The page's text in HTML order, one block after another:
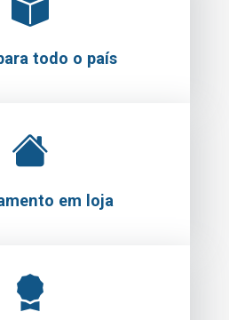
todo o país
em loja